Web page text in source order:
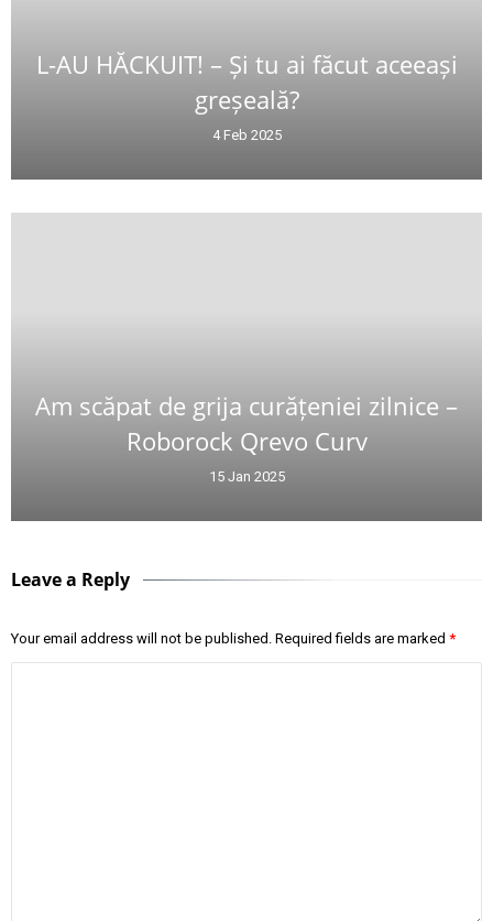
L-AU HĂCKUIT! – Și tu ai făcut aceeași
greșeală?
4 Feb 2025
Am scăpat de grija curățeniei zilnice –
Roborock Qrevo Curv
15 Jan 2025
Leave a Reply
Your email address will not be published. Required fields are marked *